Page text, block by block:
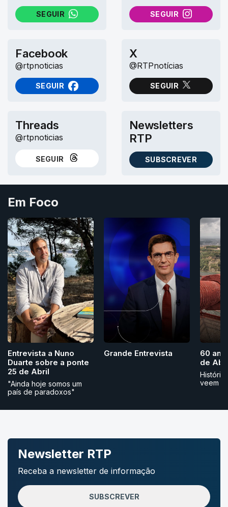
SEGUIR
NO WHATSAPP
SEGUIR
NO INSTAGRAM
Facebook
@rtpnoticias
SEGUIR
NO FACEBOOK
X
@RTPnotícias
SEGUIR
NO X (TWITTER)
Threads
@rtpnoticias
SEGUIR
NO THREADS
Newsletters
RTP
SUBSCREVER
AS NEWSLETTERS RTP
Em Foco
Entrevista a Nuno
Duarte sobre a ponte
25 de Abril
"Ainda hoje somos um
país de paradoxos"
Grande Entrevista
60
de
veem
Newsletter RTP
Receba a newsletter de informação
SUBSCREVER